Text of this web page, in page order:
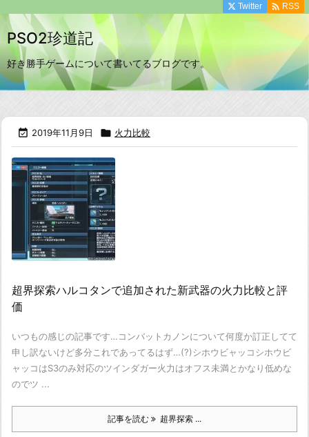
PSO2珍道記
好き勝手ゲームについて書いてるブログです。
Twitter  RSS
 2019年11月9日  火力比較
超界探索ハルコタンで追加された新武器の火力比較と評
価
いつもの感じの記事です…コンバットカノンについて何度か訂正してて
申し訳ないけど多分これであってるはず…(?)シホウビャッコシホウビ
ャッコはS3のみ対応のツインダガー火力はオフス未満とかなり低めな
のでツ ...
記事を読む 超界探索 ...